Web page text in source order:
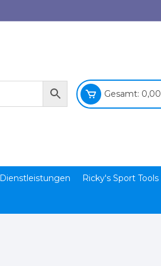
Gesamt: 0,00
Dienstleistungen Ricky's Sport Tools